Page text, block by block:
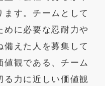
ます。チームとして
めに必要な忍耐力や
えた人を募集して
値観である、チーム
る力に近しい価値観